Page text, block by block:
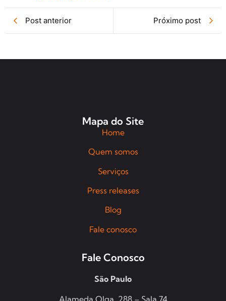
Post anterior Próximo post
Mapa do Site
Home
Quem somos
Serviços
Press releases
Blog
Fale conosco
Fale Conosco
São Paulo
Alameda Olga, 288 – Sala 74